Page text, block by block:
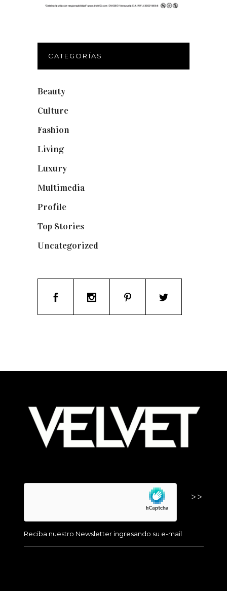
CATEGORÍAS
Beauty
Culture
Fashion
Living(337)
Luxury
Multimedia
Profile
Top Stories
Uncategorized